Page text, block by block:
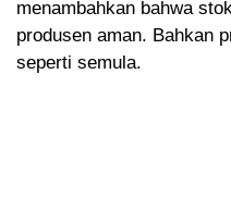
menambahkan bahwa
produsen aman. Bahkan
seperti semula.